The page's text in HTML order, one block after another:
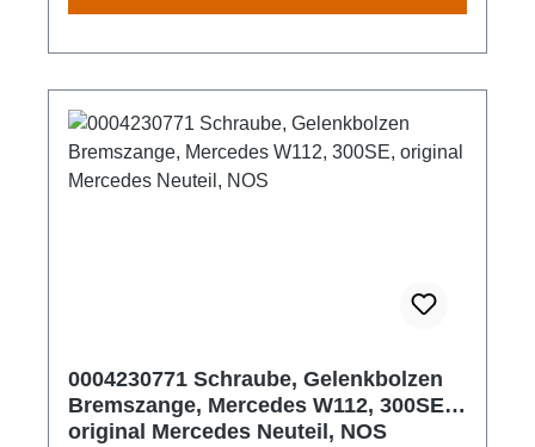
0004230771 Schraube, Gelenkbolzen
Bremszange, Mercedes W112, 300SE,
original Mercedes Neuteil, NOS